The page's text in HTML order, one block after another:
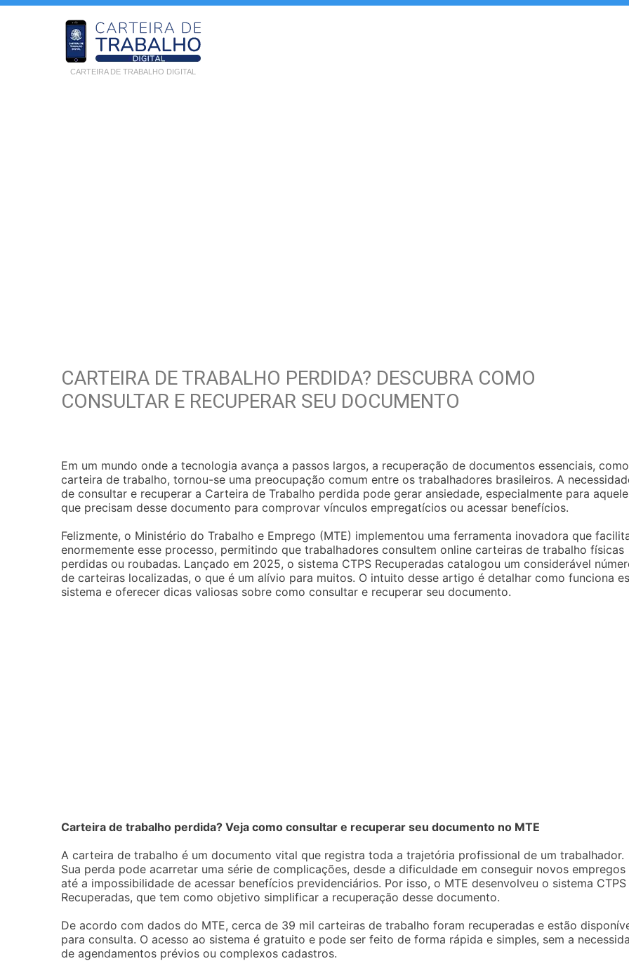
CARTEIRA DE TRABALHO DIGITAL
CARTEIRA DE TRABALHO PERDIDA? DESCUBRA COMO
CONSULTAR E RECUPERAR SEU DOCUMENTO
Em um mundo onde a tecnologia avança a passos largos, a recuperação de documentos essenciais,
carteira de trabalho, tornou-se uma preocupação comum entre os trabalhadores brasileiros. A
de consultar e recuperar a Carteira de Trabalho perdida pode gerar ansiedade, especialmente para
que precisam desse documento para comprovar vínculos empregatícios ou acessar benefícios.
Felizmente, o Ministério do Trabalho e Emprego (MTE) implementou uma ferramenta inovadora que
enormemente esse processo, permitindo que trabalhadores consultem online carteiras de trabalho físicas
perdidas ou roubadas. Lançado em 2025, o sistema CTPS Recuperadas catalogou um considerável
de carteiras localizadas, o que é um alívio para muitos. O intuito desse artigo é detalhar como funciona
sistema e oferecer dicas valiosas sobre como consultar e recuperar seu documento.
Carteira de trabalho perdida? Veja como consultar e recuperar seu documento no MTE
A carteira de trabalho é um documento vital que registra toda a trajetória profissional de um trabalhador.
Sua perda pode acarretar uma série de complicações, desde a dificuldade em conseguir novos empregos
até a impossibilidade de acessar benefícios previdenciários. Por isso, o MTE desenvolveu o sistema CTPS
Recuperadas, que tem como objetivo simplificar a recuperação desse documento.
De acordo com dados do MTE, cerca de 39 mil carteiras de trabalho foram recuperadas e estão
para consulta. O acesso ao sistema é gratuito e pode ser feito de forma rápida e simples, sem a
de agendamentos prévios ou complexos cadastros.